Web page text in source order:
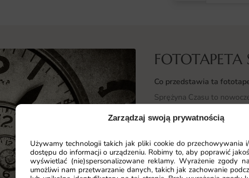
Zarządzaj swoją prywatnością
Używamy technologii takich jak pliki cookie do przechowywania
dostępu do informacji o urządzeniu. Robimy to, aby poprawić
wyświetlać (nie)spersonalizowane reklamy. Wyrażenie zgody
umożliwi nam przetwarzanie danych, takich jak zachowanie
FOTOTAPETA
Co przedstawia ta
Sprężyna Czasu to
kolorów buduje
indywidualnej interpretacji
Wzór został
estetyką, dzięki czemu
ściany.